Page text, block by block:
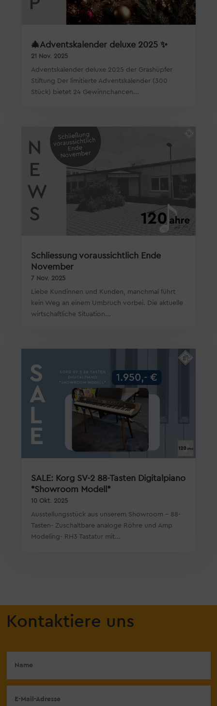
🎄Adventskalender deluxe 2025 ✨
21 Nov. 2025
Adventskalender deluxe 2025 der Grashüpfer
Stiftung Der limitierte Adventskalender (300
Stück) bietet 24 Gewinnchancen...
Schliessung voraussichtlich Ende
November
7 Nov. 2025
Liebe Kundinnen und Kunden, manchmal führt
kein Weg an einem Umbruch vorbei. Die aktuelle
wirtschaftliche Situation...
SALE: Korg SV-2 88-Tasten Digitalpiano
*Showroom Modell*
10 Okt. 2025
Ausstellungsstück aus unserem Showroom - 88-
Tasten- Zuschaltbare analoge Röhre und Amp
Modeling- RH3 Tastatur mit...
Kontaktiere uns